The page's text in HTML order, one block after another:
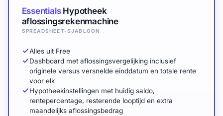
EssentialsHypotheek
aflossingsrekenmachine
SPREADSHEET-SJABLOON
Alles uit Free
Dashboard met aflossingsvergelijking inclusief
originele versus versnelde einddatum en totale rente
voor elk
Hypotheekinstellingen met huidig saldo,
rentepercentage, resterende looptijd en extra
maandelijks aflossingsbedrag